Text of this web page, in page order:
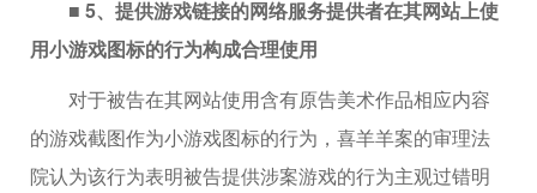
■ 5、提供游戏链接的网络服务提供者在其网站上使
用小游戏图标的行为构成合理使用
对于被告在其网站使用含有原告美术作品相应内容
的游戏截图作为小游戏图标的行为，喜羊羊案的审理法
院认为该行为表明被告提供涉案游戏的行为主观过错明